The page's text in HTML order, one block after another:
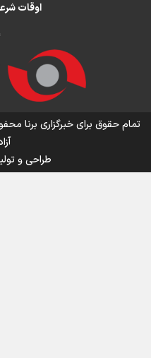
اینفو برنا / توصیه‌هایی
اوقات
تمام حقوق برای خبرگزاری برنا
طراحی و